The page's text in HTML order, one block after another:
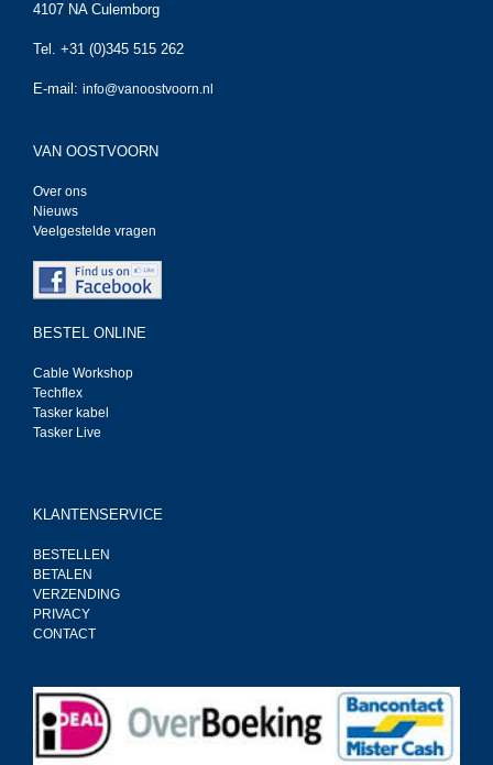
4107 NA Culemborg
Tel. +31 (0)345 515 262
E-mail: info@vanoostvoorn.nl
VAN OOSTVOORN
Over ons
Nieuws
Veelgestelde vragen
BESTEL ONLINE
Cable Workshop
Techflex
Tasker kabel
Tasker Live
KLANTENSERVICE
BESTELLEN
BETALEN
VERZENDING
PRIVACY
CONTACT